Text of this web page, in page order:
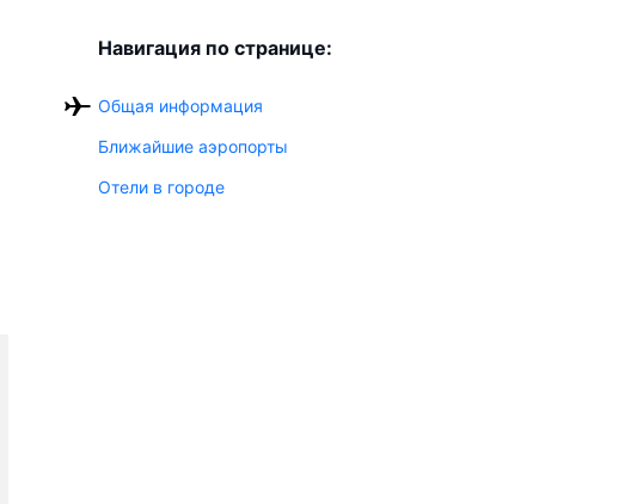
Навигация по странице:
Общая информация
Ближайшие аэропорты
Отели в городе